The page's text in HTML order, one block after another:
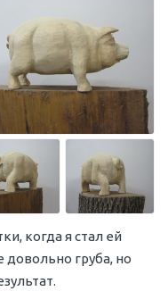
когда я стал ей
груба, но